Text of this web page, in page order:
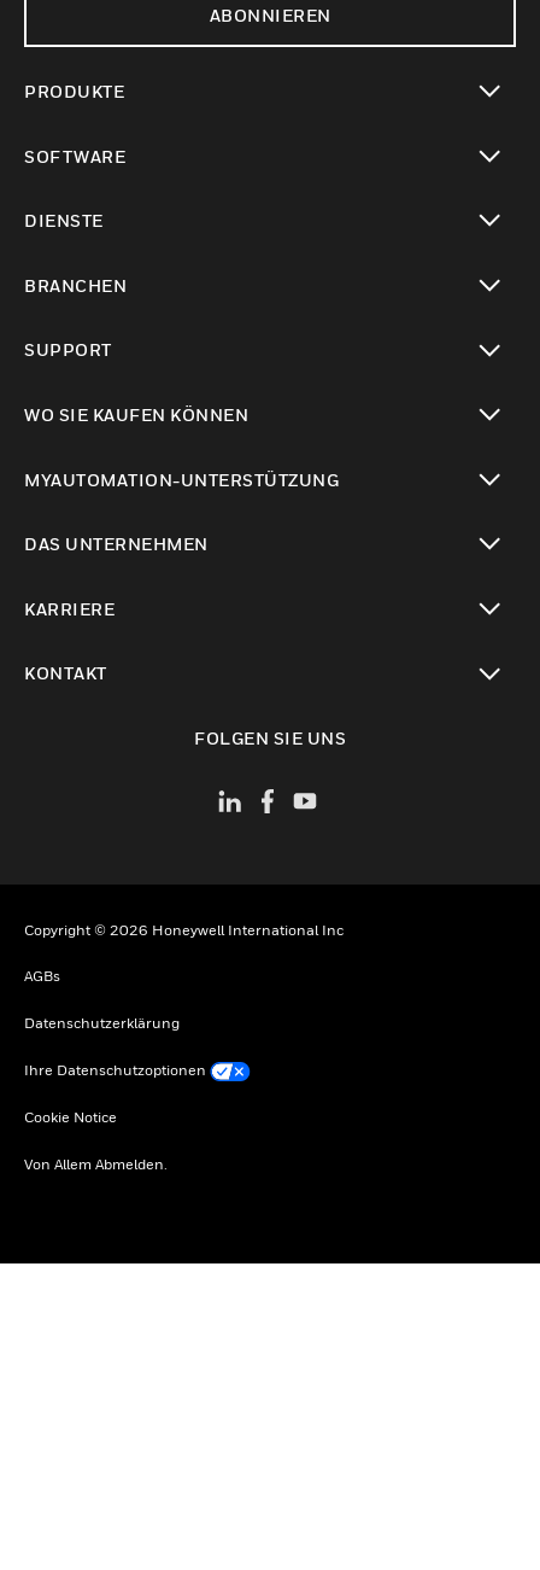
ABONNIEREN
PRODUKTE
SOFTWARE
DIENSTE
BRANCHEN
SUPPORT
WO SIE KAUFEN KÖNNEN
MYAUTOMATION-UNTERSTÜTZUNG
DAS UNTERNEHMEN
KARRIERE
KONTAKT
FOLGEN SIE UNS
Copyright © 2026 Honeywell International Inc
AGBs
Datenschutzerklärung
Ihre Datenschutzoptionen
Cookie Notice
Von Allem Abmelden.